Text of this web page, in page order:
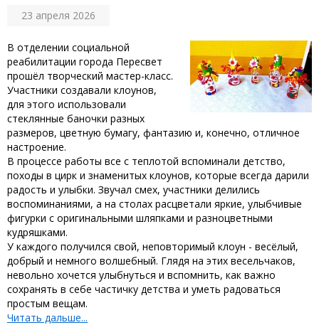
23 апреля 2026
В отделении социальной
реабилитации города Пересвет
прошёл творческий мастер-класс.
Участники создавали клоунов,
для этого использовали
стеклянные баночки разных
размеров, цветную бумагу, фантазию и, конечно, отличное
настроение. ‎
В процессе работы все с теплотой вспоминали детство,
походы в цирк и знаменитых клоунов, которые всегда дарили
радость и улыбки. Звучал смех, участники делились
воспоминаниями, а на столах расцветали яркие, улыбчивые
фигурки с оригинальными шляпками и разноцветными
кудряшками. ‎
‎У каждого получился свой, неповторимый клоун - весёлый,
добрый и немного волшебный. Глядя на этих весельчаков,
невольно хочется улыбнуться и вспомнить, как важно
сохранять в себе частичку детства и уметь радоваться
простым вещам.
Читать дальше...